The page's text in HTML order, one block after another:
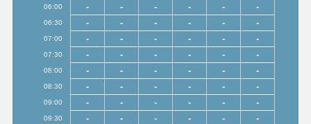
06:00 - - - - - -
06:30 - - - - - -
07:00 - - - - - -
07:30 - - - - - -
08:00 - - - - - -
08:30 - - - - - -
09:00 - - - - - -
09:30 - - - - - -